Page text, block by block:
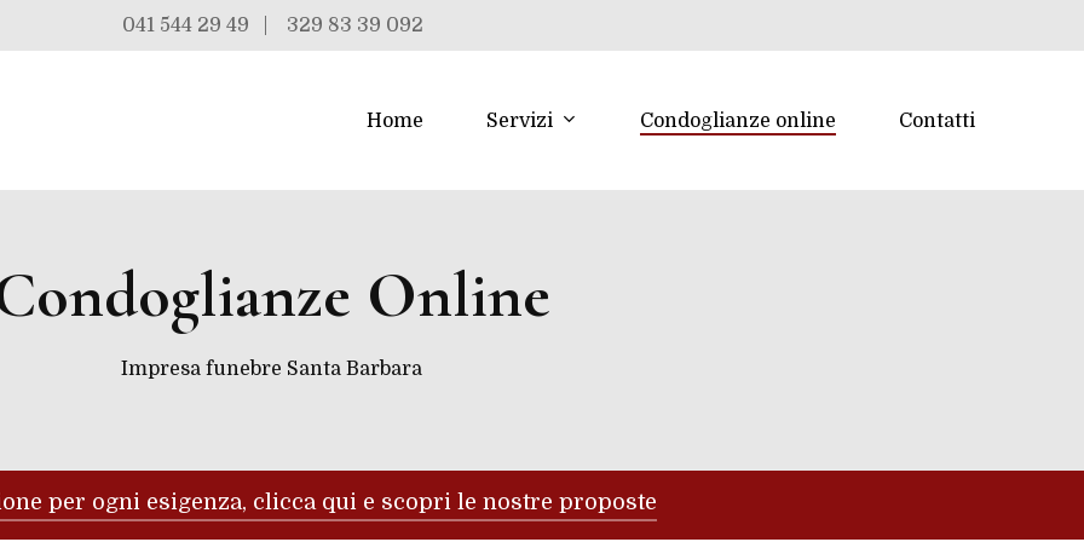
041 544 29 49 329 83 39 092
Home Servizi Condoglianze online Contatti
per ogni esigenza, clicca qui e scopri le nostre proposte
Online
Impresa funebre Santa Barbara